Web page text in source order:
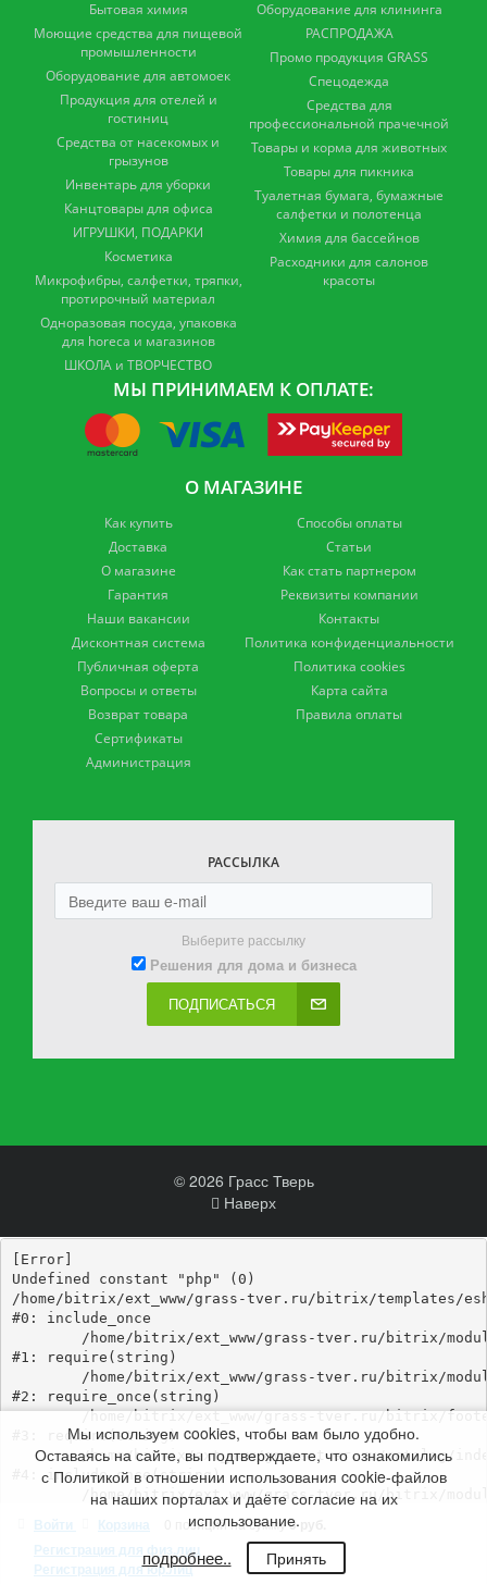
Бытовая химия
Моющие средства для пищевой
промышленности
Оборудование для автомоек
Продукция для отелей и
гостиниц
Средства от насекомых и
грызунов
Инвентарь для уборки
Канцтовары для офиса
ИГРУШКИ, ПОДАРКИ
Косметика
Микрофибры, салфетки, тряпки,
протирочный материал
Одноразовая посуда, упаковка
для horeca и магазинов
ШКОЛА и ТВОРЧЕСТВО
Оборудование для клининга
РАСПРОДАЖА
Промо продукция GRASS
Спецодежда
Средства для
профессиональной прачечной
Товары и корма для животных
Товары для пикника
Туалетная бумага, бумажные
салфетки и полотенца
Химия для бассейнов
Расходники для салонов
красоты
МЫ ПРИНИМАЕМ К ОПЛАТЕ:
О МАГАЗИНЕ
Как купить
Доставка
О магазине
Гарантия
Наши вакансии
Дисконтная система
Публичная оферта
Вопросы и ответы
Возврат товара
Сертификаты
Администрация
Способы оплаты
Статьи
Как стать партнером
Реквизиты компании
Контакты
Политика конфиденциальности
Политика cookies
Карта сайта
Правила оплаты
РАССЫЛКА
Выберите рассылку
Решения для дома и бизнеса
ПОДПИСАТЬСЯ
© 2026 Грасс Тверь
Наверх
Войти Корзина 0 позицийна сумму0 руб.
Регистрация для физ.лиц
Регистрация для юр.лиц
Мы используем cookies, чтобы вам было удобно.
Оставаясь на сайте, вы подтверждаете, что ознакомились
с Политикой в отношении использования cookie-файлов
на наших порталах и даёте согласие на их
использование.
подробнее.. Принять
[Error]
Undefined constant "php" (0)
/home/bitrix/ext_www/grass-tver.ru/bitrix/templates/
#0: include_once
#1: require(string)
#2: require_once(string)
	/home/bitrix/ext_www/grass-tver.ru/bitrix/footer.php:4
#3: require(string)
	/home/bitrix/ext_www/grass-tver.ru/catalog/index.php:346
#4: include_once(string)
	/home/bitrix/ext_www/grass-tver.ru/bitrix/urlrewrite.php:3